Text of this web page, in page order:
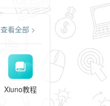
查看全部 >
Xiuno教程